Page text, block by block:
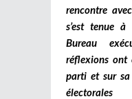
rencontre
s’est tenue à
Bureau
réflexions ont
parti et sur
électorales